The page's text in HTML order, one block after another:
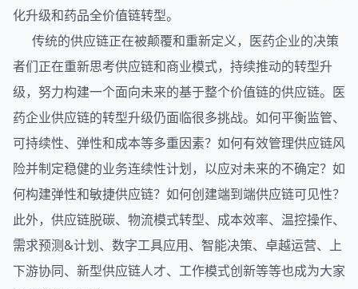
化升级和药品全价值链转型。
传统的供应链正在被颠覆和重新定义，医药企业的决策
者们正在重新思考供应链和商业模式，持续推动的转型升
级，努力构建一个面向未来的基于整个价值链的供应链。医
药企业供应链的转型升级仍面临很多挑战。如何平衡监管、
可持续性、弹性和成本等多重因素？如何有效管理供应链风
险并制定稳健的业务连续性计划，以应对未来的不确定？如
何构建弹性和敏捷供应链？如何创建端到端供应链可见性？
此外，供应链脱碳、物流模式转型、成本效率、温控操作、
需求预测&计划、数字工具应用、智能决策、卓越运营、上
下游协同、新型供应链人才、工作模式创新等等也成为大家